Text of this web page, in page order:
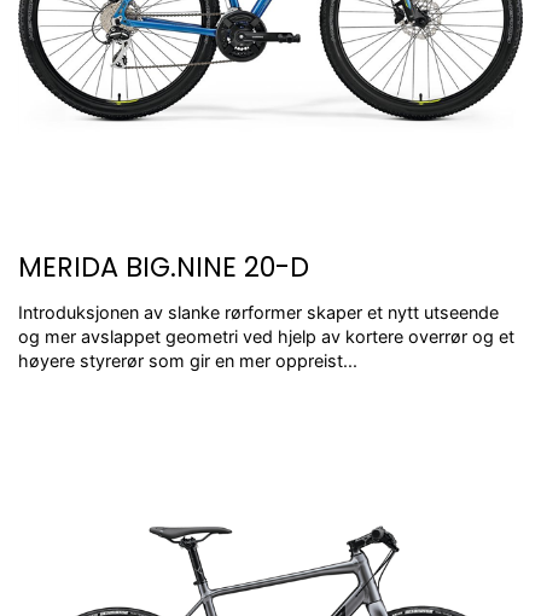
MERIDA BIG.NINE 20-D
Introduksjonen av slanke rørformer skaper et nytt utseende
og mer avslappet geometri ved hjelp av kortere overrør og et
høyere styrerør som gir en mer oppreist...